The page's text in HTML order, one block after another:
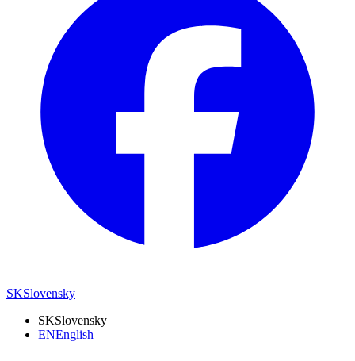
SKSlovensky
SKSlovensky
ENEnglish